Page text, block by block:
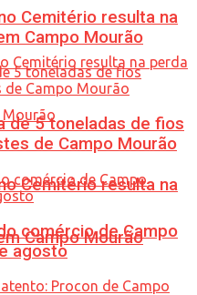
Cemitério resulta na
Campo Mourão
Cemitério resulta na
Campo Mourão
de 5 toneladas de fios
de Campo Mourão
comércio de Campo
agosto